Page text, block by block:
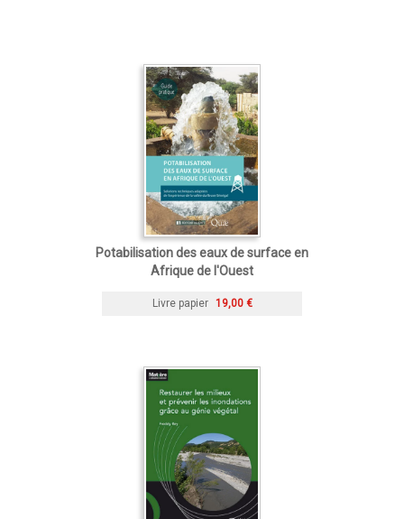
Potabilisation des eaux de surface en
Afrique de l'Ouest
Livre papier 19,00 €